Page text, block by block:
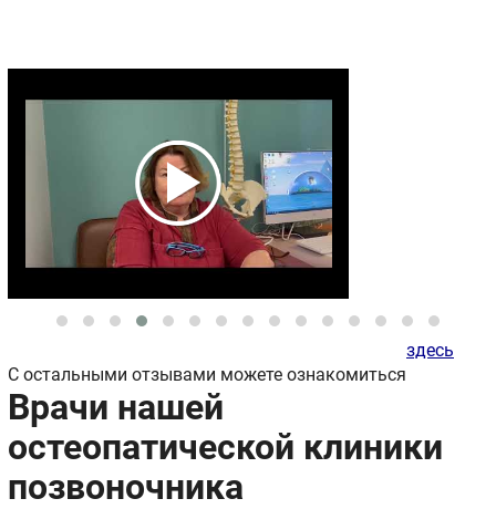
С остальными отзывами можете ознакомиться
здесь
Врачи нашей
остеопатической клиники
позвоночника